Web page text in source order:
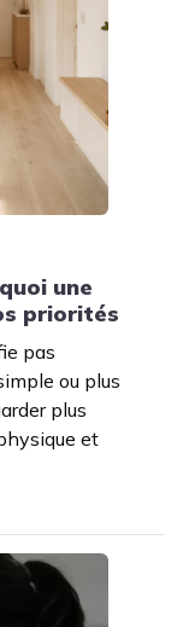
une
priorités
pas
ou plus
plus
et